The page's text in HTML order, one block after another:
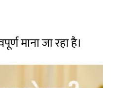
माना जा रहा है।